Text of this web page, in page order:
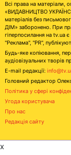
Всі права на матеріали,
«ВИДАВНИЦТВО
матеріалів без
ДІМ» заборонено. При
гіперпосилання на tv.ua
"Реклама", "PR",
Будь-яке копіювання,
аудіовізуальних творів
E-mail редакції:
Головний редактор
Політика у сфері
Угода користувача
Про нас
Редакція сайту
x